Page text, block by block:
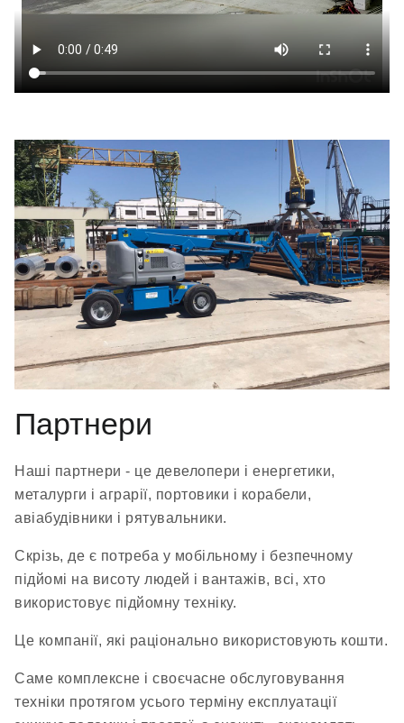
Партнери
Наші партнери - це девелопери і енергетики,
металурги і аграрії, портовики і корабели,
авіабудівники і рятувальники.
Скрізь, де є потреба у мобільному і безпечному
підйомі на висоту людей і вантажів, всі, хто
використовує підйомну техніку.
Це компанії, які раціонально використовують кошти.
Саме комплексне і своєчасне обслуговування
техніки протягом усього терміну експлуатації